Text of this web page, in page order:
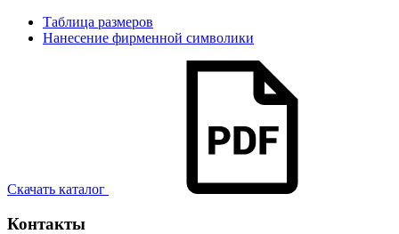
Таблица размеров
Нанесение фирменной символики
Скачать каталог
Контакты